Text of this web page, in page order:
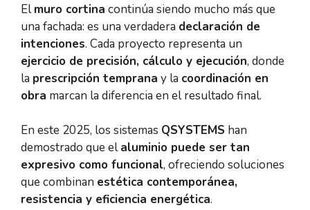
Elmuro cortina continúa siendo mucho más que
una fachada: es una verdadera declaración de
intenciones. Cada proyecto representa un
ejercicio de precisión, cálculo y ejecución, donde
la prescripción temprana y la coordinación en
obra marcan la diferencia en el resultado final.
En este 2025, los sistemas QSYSTEMS han
demostrado que elaluminio puede ser tan
expresivo como funcional, ofreciendo soluciones
que combinan estética contemporánea,
resistencia y eficiencia energética.